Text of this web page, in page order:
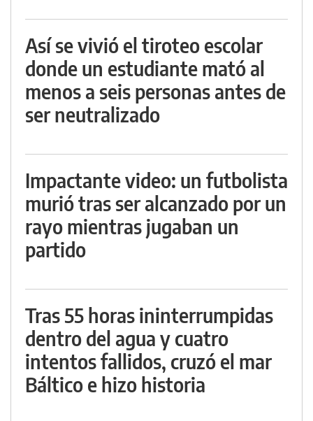
Así se vivió el tiroteo escolar
donde un estudiante mató al
menos a seis personas antes de
ser neutralizado
Impactante video: un futbolista
murió tras ser alcanzado por un
rayo mientras jugaban un
partido
Tras 55 horas ininterrumpidas
dentro del agua y cuatro
intentos fallidos, cruzó el mar
Báltico e hizo historia